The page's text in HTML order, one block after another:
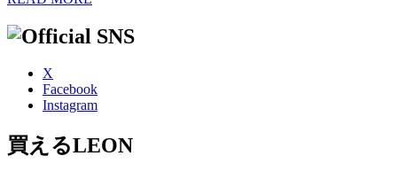
X
Facebook
Instagram
買えるLEON